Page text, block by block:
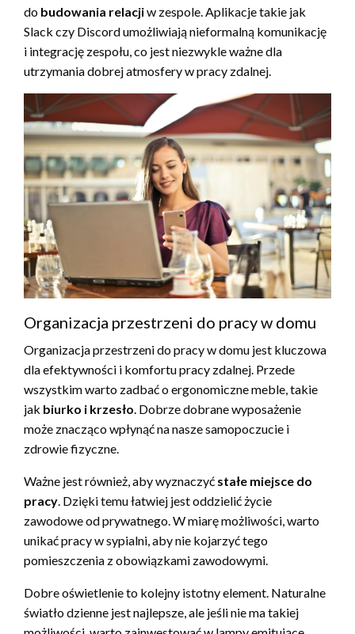
do budowania relacjiw zespole. Aplikacje takie jak
Slack czy Discord umożliwiają nieformalną komunikację
i integrację zespołu, co jest niezwykle ważne dla
utrzymania dobrej atmosfery w pracy zdalnej.
Organizacja przestrzeni do pracy w domu
Organizacja przestrzeni do pracy w domu jest kluczowa
dla efektywności i komfortu pracy zdalnej. Przede
wszystkim warto zadbać o ergonomiczne meble, takie
jak biurko i krzesło . Dobrze dobrane wyposażenie
może znacząco wpłynąć na nasze samopoczucie i
zdrowie fizyczne.
Ważne jest również, aby wyznaczyć stałe miejsce do
pracy . Dzięki temu łatwiej jest oddzielić życie
zawodowe od prywatnego. W miarę możliwości, warto
unikać pracy w sypialni, aby nie kojarzyć tego
pomieszczenia z obowiązkami zawodowymi.
Dobre oświetlenie to kolejny istotny element. Naturalne
światło dzienne jest najlepsze, ale jeśli nie ma takiej